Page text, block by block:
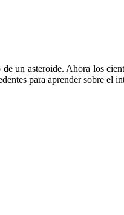
un asteroide. Ahora los
para aprender sobre el